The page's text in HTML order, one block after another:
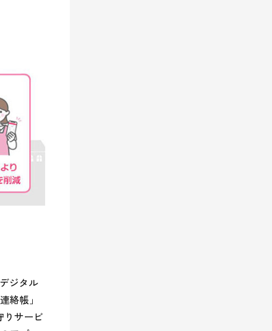
ジタル
絡帳」
りサービ